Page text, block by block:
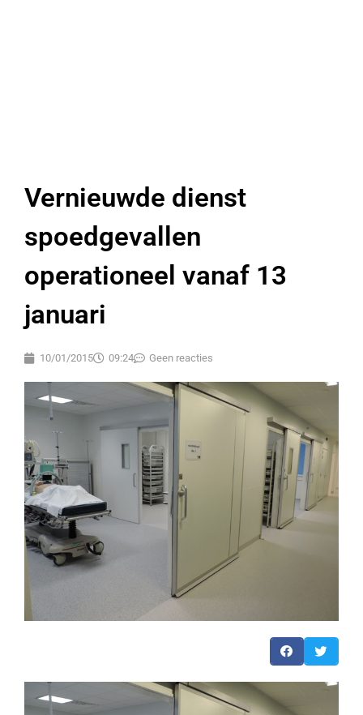
Vernieuwde dienst
spoedgevallen
operationeel vanaf 13
januari
10/01/2015 09:24 Geen reacties